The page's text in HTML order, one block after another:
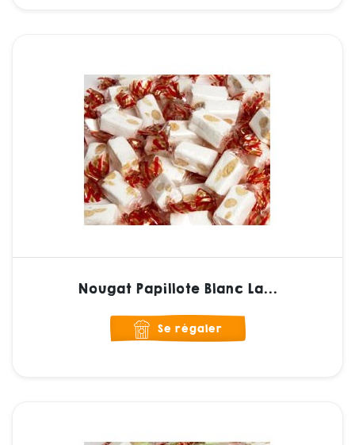
Nougat Papillote Blanc La...
Se régaler